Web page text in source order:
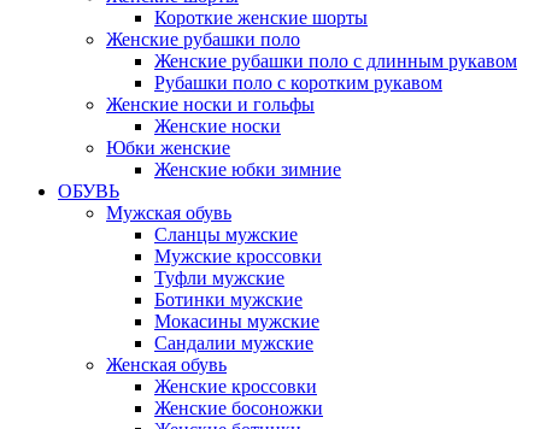
Короткие женские шорты
Женские рубашки поло
Женские рубашки поло с длинным рукавом
Рубашки поло с коротким рукавом
Женские носки и гольфы
Женские носки
Юбки женские
Женские юбки зимние
ОБУВЬ
Мужская обувь
Сланцы мужские
Мужские кроссовки
Туфли мужские
Ботинки мужские
Мокасины мужские
Сандалии мужские
Женская обувь
Женские кроссовки
Женские босоножки